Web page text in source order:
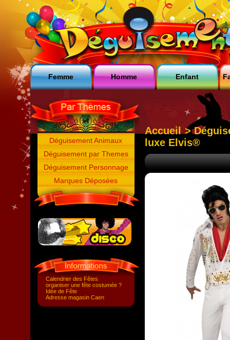
Femme Homme Enfant
Déguisement Animaux
Déguisement par Themes
Déguisement Personnage
Marques Déposées
Calendrier des Fêtes
organiser une fête costumée ?
Idée de Fête
Adresse magasin Caen
Accueil >
luxe Elvis®